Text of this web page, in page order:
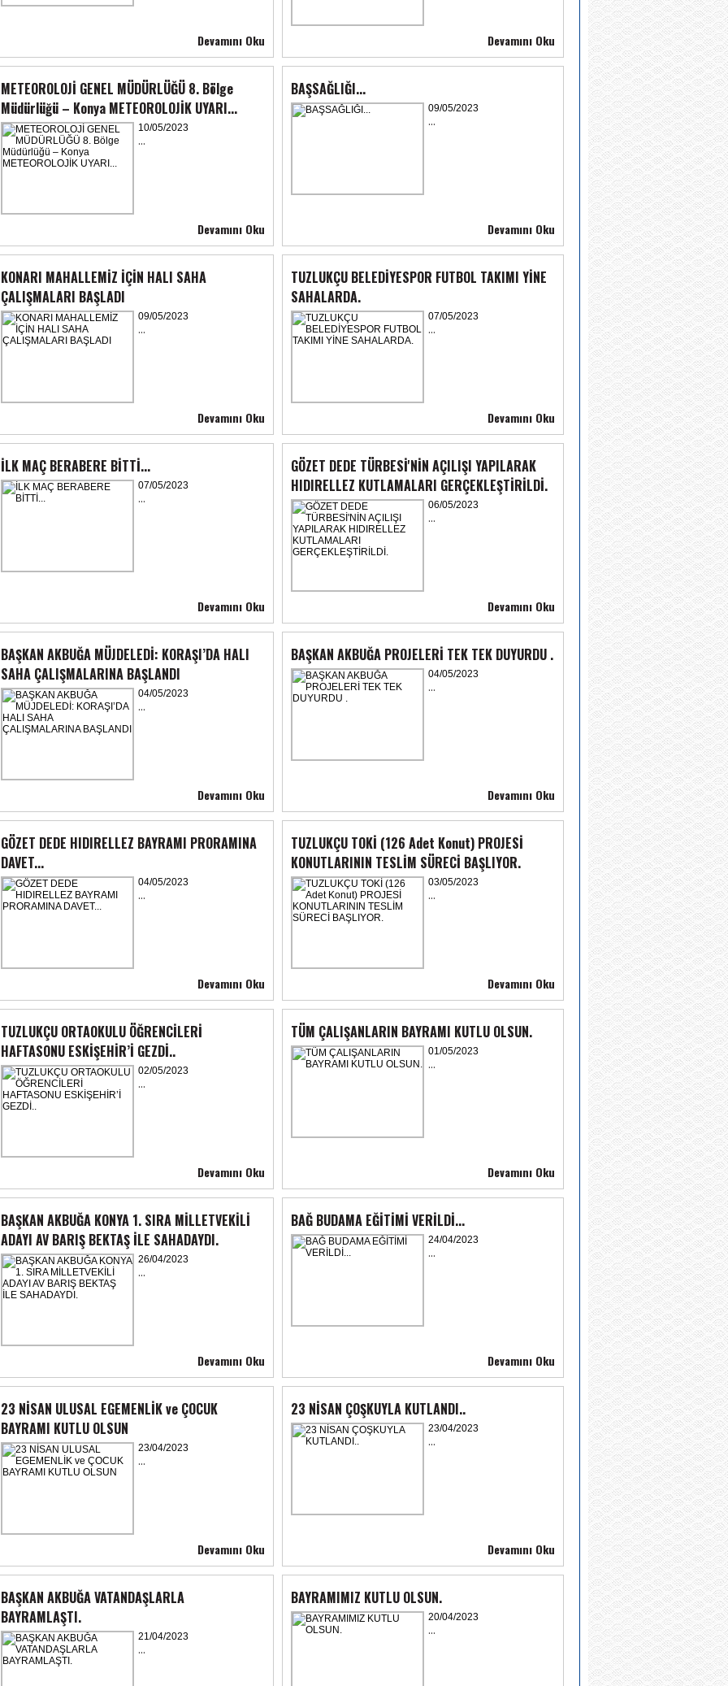
Devamını Oku Devamını Oku
METEOROLOJİ GENEL MÜDÜRLÜĞÜ 8. Bölge
Müdürlüğü – Konya METEOROLOJİK UYARI...
10/05/2023
...
Devamını Oku
BAŞSAĞLIĞI...
09/05/2023
...
Devamını Oku
KONARI MAHALLEMİZ İÇİN HALI SAHA
ÇALIŞMALARI BAŞLADI
09/05/2023
...
Devamını Oku
TUZLUKÇU BELEDİYESPOR FUTBOL TAKIMI YİNE
SAHALARDA.
07/05/2023
...
Devamını Oku
İLK MAÇ BERABERE BİTTİ...
07/05/2023
...
Devamını Oku
GÖZET DEDE TÜRBESİ'NİN AÇILIŞI YAPILARAK
HIDIRELLEZ KUTLAMALARI GERÇEKLEŞTİRİLDİ.
06/05/2023
...
Devamını Oku
BAŞKAN AKBUĞA MÜJDELEDİ: KORAŞI’DA HALI
SAHA ÇALIŞMALARINA BAŞLANDI
04/05/2023
...
Devamını Oku
BAŞKAN AKBUĞA PROJELERİ TEK TEK DUYURDU .
04/05/2023
...
Devamını Oku
GÖZET DEDE HIDIRELLEZ BAYRAMI PRORAMINA
DAVET...
04/05/2023
...
Devamını Oku
TUZLUKÇU TOKİ (126 Adet Konut) PROJESİ
KONUTLARININ TESLİM SÜRECİ BAŞLIYOR.
03/05/2023
...
Devamını Oku
TUZLUKÇU ORTAOKULU ÖĞRENCİLERİ
HAFTASONU ESKİŞEHİR’İ GEZDİ..
02/05/2023
...
Devamını Oku
TÜM ÇALIŞANLARIN BAYRAMI KUTLU OLSUN.
01/05/2023
...
Devamını Oku
BAŞKAN AKBUĞA KONYA 1. SIRA MİLLETVEKİLİ
ADAYI AV BARIŞ BEKTAŞ İLE SAHADAYDI.
26/04/2023
...
Devamını Oku
BAĞ BUDAMA EĞİTİMİ VERİLDİ...
24/04/2023
...
Devamını Oku
23 NİSAN ULUSAL EGEMENLİK ve ÇOCUK
BAYRAMI KUTLU OLSUN
23/04/2023
...
Devamını Oku
23 NİSAN ÇOŞKUYLA KUTLANDI..
23/04/2023
...
Devamını Oku
BAŞKAN AKBUĞA VATANDAŞLARLA
BAYRAMLAŞTI.
21/04/2023
...
BAYRAMIMIZ KUTLU OLSUN.
20/04/2023
...